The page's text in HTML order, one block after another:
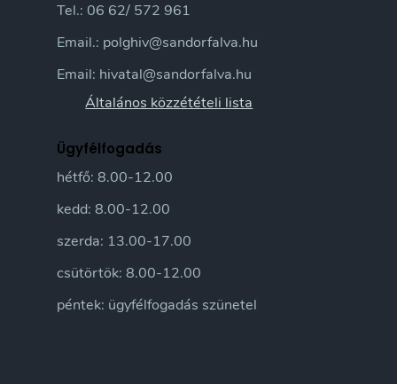
Tel.: 06 62/ 572 961
Email.: polghiv@sandorfalva.hu
Email: hivatal@sandorfalva.hu
Általános közzétételi lista
Ügyfélfogadás
hétfő: 8.00-12.00
kedd: 8.00-12.00
szerda: 13.00-17.00
csütörtök: 8.00-12.00
péntek: ügyfélfogadás szünetel